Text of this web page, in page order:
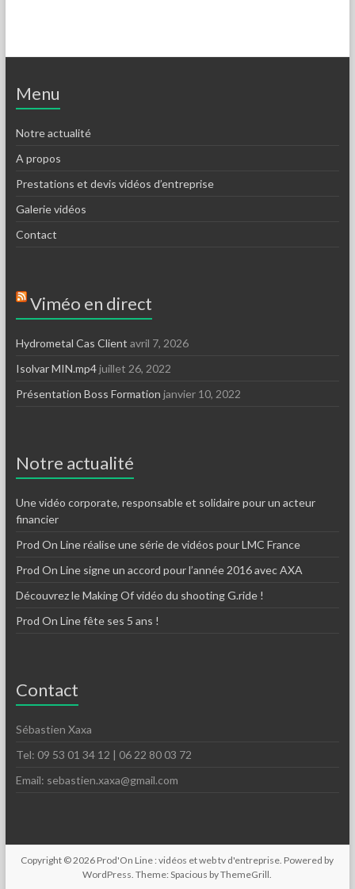
Menu
Notre actualité
A propos
Prestations et devis vidéos d’entreprise
Galerie vidéos
Contact
Viméo en direct
Hydrometal Cas Client avril 7, 2026
Isolvar MIN.mp4juillet 26, 2022
Présentation Boss Formation janvier 10, 2022
Notre actualité
Une vidéo corporate, responsable et solidaire pour un acteur
financier
Prod On Line réalise une série de vidéos pour LMC France
Prod On Line signe un accord pour l’année 2016 avec AXA
Découvrez le Making Of vidéo du shooting G.ride !
Prod On Line fête ses 5 ans !
Contact
Sébastien Xaxa
Tel: 09 53 01 34 12 | 06 22 80 03 72
Email: sebastien.xaxa@gmail.com
Copyright © 2026 Prod'On Line : vidéos et web tv d'entreprise. Powered by
WordPress. Theme: Spacious byThemeGrill.